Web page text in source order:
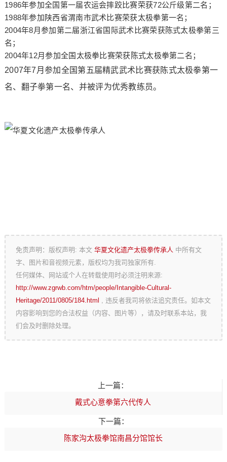
1986年参加全国第一届农运会摔跤比赛荣获72公斤级第二名；
1988年参加陕西省渭南市武术比赛荣获太极拳第一名；
2004年8月参加第二届浙江省国际武术比赛荣获陈式太极拳第三
名；
2004年12月参加全国太极拳比赛荣获陈式太极拳第二名；
2007年7月参加全国第五届精武武术比赛获陈式太极拳第一
名、翻子拳第一名、并被评为优秀教练员。
免责声明：版权声明: 本文华夏文化遗产太极拳传承人 中所有文
字、图片和音视频元素，版权均为我司独家所有.
任何媒体、网站或个人在转载使用时必须注明来源:
http://www.zgrwb.com/htm/people/Intangible-Cultural-
Heritage/2011/0805/184.html , 违反者我司将依法追究责任。如本文
内容影响到您的合法权益（内容、图片等），请及时联系本站，我
们会及时删除处理。
上一篇：
戴式心意拳第六代传人
下一篇：
陈家沟太极拳馆南昌分馆馆长